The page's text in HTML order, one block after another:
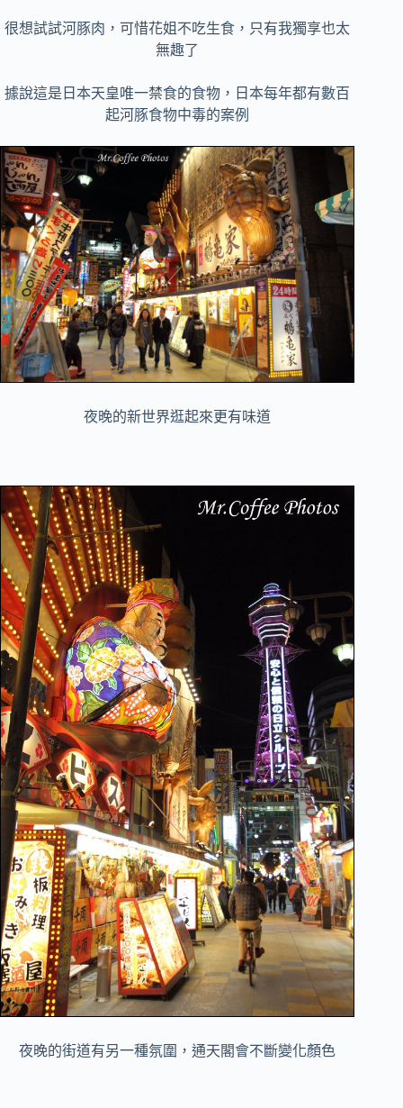
很想試試河豚肉，可惜花姐不吃生食，只有我獨享也太
無趣了
據說這是日本天皇唯一禁食的食物，日本每年都有數百
起河豚食物中毒的案例
夜晚的新世界逛起來更有味道
夜晚的街道有另一種氛圍，通天閣會不斷變化顏色